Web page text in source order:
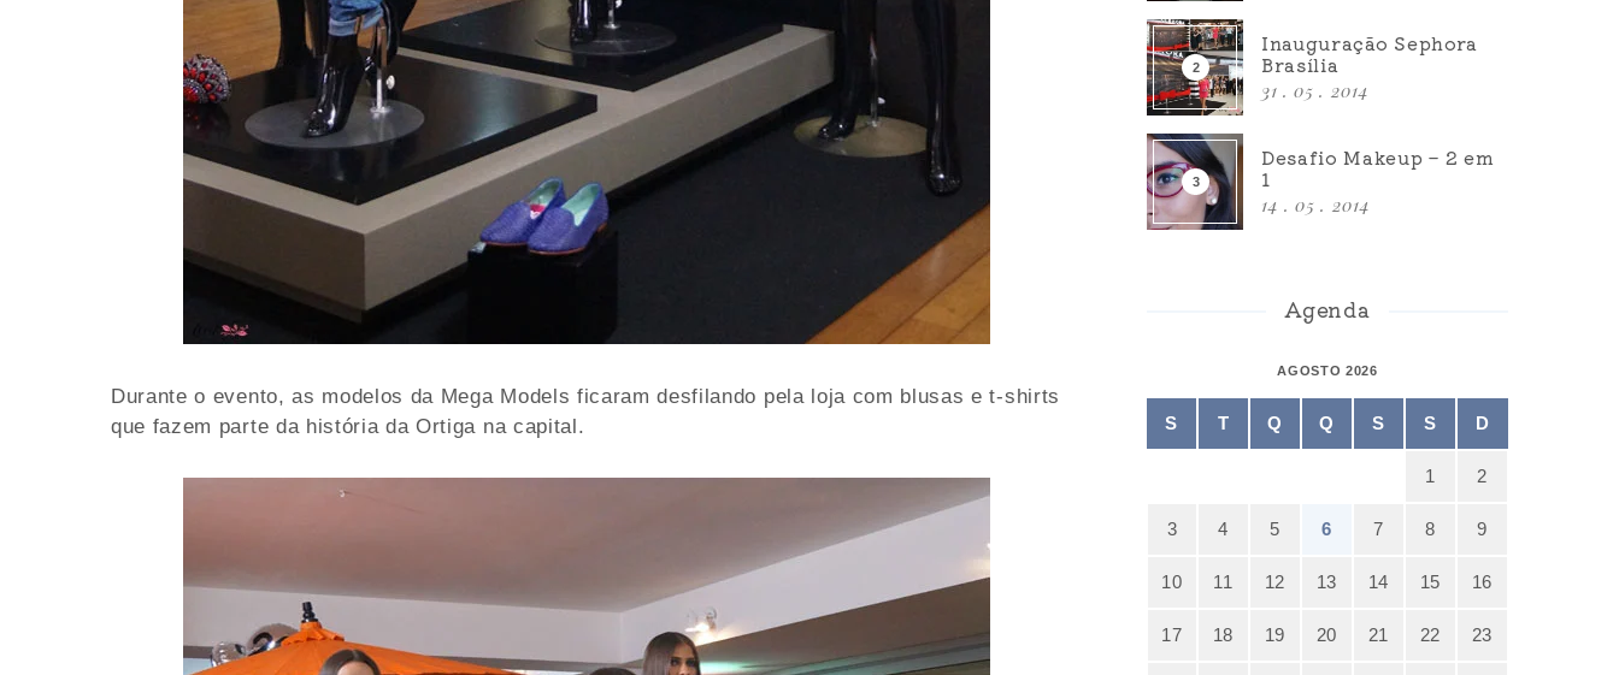
Durante o evento, as modelos da Mega Models ficaram desfilando pela loja com blusas e t-shirts
que fazem parte da história da Ortiga na capital.
Inauguração Sephora
Brasília
31 . 05 . 2014
Desafio Makeup – 2 em
1
14 . 05 . 2014
Agenda
AGOSTO 2026
S T Q Q S S D
1 2
3 4 5 6 7 8 9
10 11 12 13 14 15 16
17 18 19 20 21 22 23